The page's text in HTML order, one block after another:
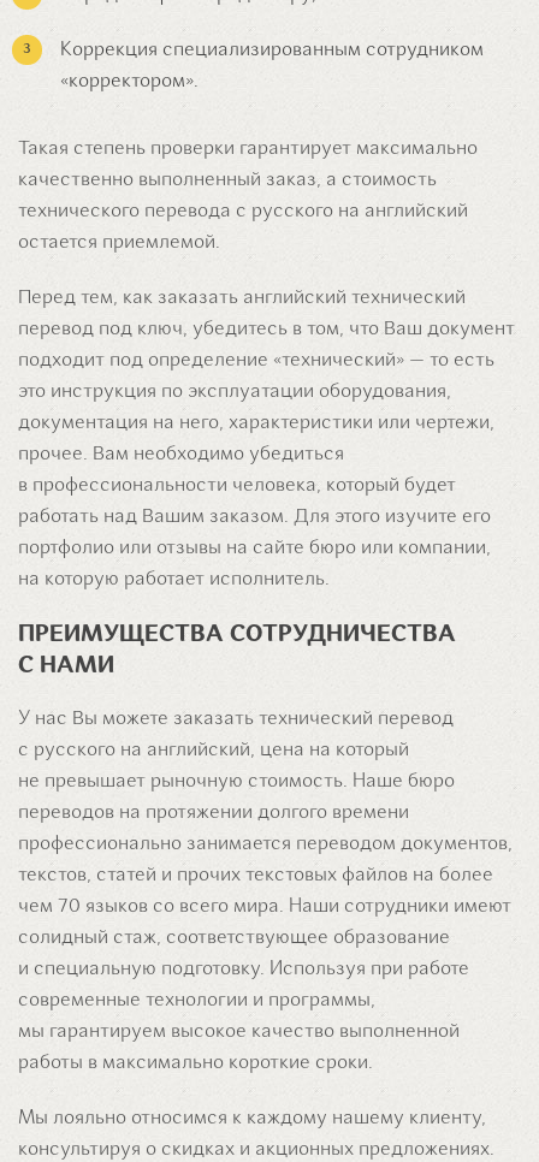
Коррекция специализированным сотрудником
«корректором».
Такая степень проверки гарантирует максимально
качественно выполненный заказ, а стоимость
технического перевода с русского на английский
остается приемлемой.
Перед тем, как заказать английский технический
перевод под ключ, убедитесь в том, что Ваш документ
подходит под определение «технический» — то есть
это инструкция по эксплуатации оборудования,
документация на него, характеристики или чертежи,
прочее. Вам необходимо убедиться
в профессиональности человека, который будет
работать над Вашим заказом. Для этого изучите его
портфолио или отзывы на сайте бюро или компании,
на которую работает исполнитель.
ПРЕИМУЩЕСТВА СОТРУДНИЧЕСТВА
С НАМИ
У нас Вы можете заказать технический перевод
с русского на английский, цена на который
не превышает рыночную стоимость. Наше бюро
переводов на протяжении долгого времени
профессионально занимается переводом документов,
текстов, статей и прочих текстовых файлов на более
чем 70 языков со всего мира. Наши сотрудники имеют
солидный стаж, соответствующее образование
и специальную подготовку. Используя при работе
современные технологии и программы,
мы гарантируем высокое качество выполненной
работы в максимально короткие сроки.
Мы лояльно относимся к каждому нашему клиенту,
консультируя о скидках и акционных предложениях.